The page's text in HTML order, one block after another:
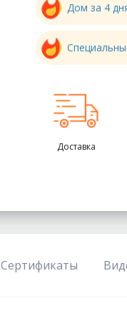
Дом за 4
Доставка
Сертификаты